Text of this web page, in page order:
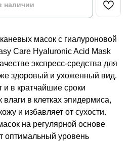
наличии
масок с гиалуроновой
Care Hyaluronic Acid Mask
экспресс-средства для
здоровый и ухоженный вид.
и в кратчайшие сроки
влаги в клетках эпидермиса,
и избавляет от сухости.
на регулярной основе
оптимальный уровень